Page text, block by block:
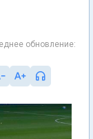
обновление: